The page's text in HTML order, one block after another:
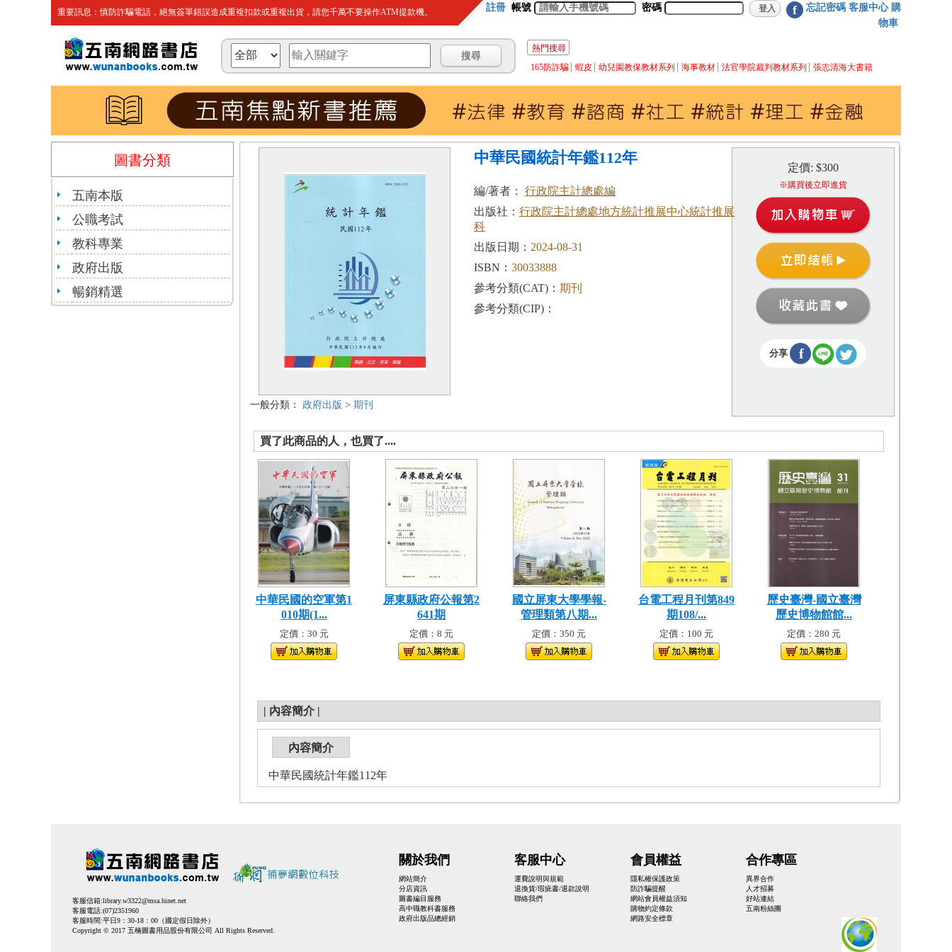
重要訊息：慎防詐騙電話，絕無簽單錯誤造成重複扣款或重複出貨，請您千萬不要操作ATM提款機。 註冊 帳號 密碼 f 忘記密碼 客服中心 購
物車
熱門搜尋
165防詐騙
蝦皮 幼兒園教保教材系列 海事教材 法官學院裁判教材系列 張志清海大書籍
圖書分類
五南本版
公職考試
教科專業
政府出版
暢銷精選
一般分類： 政府出版 > 期刊
中華民國統計年鑑112年
編/著者： 行政院主計總處編
出版社： 行政院主計總處地方統計推展中心統計推展
科
出版日期： 2024-08-31
ISBN： 30033888
參考分類(CAT)： 期刊
參考分類(CIP)：
定價: $300
※購買後立即進貨
分享 f
買了此商品的人，也買了....
中華民國的空軍第1
010期(1...
定價：30 元
屏東縣政府公報第2
641期
定價：8 元
國立屏東大學學報-
管理類第八期...
定價：350 元
台電工程月刊第849
期108/...
定價：100 元
歷史臺灣-國立臺灣
歷史博物館館...
定價：280 元
| 內容簡介 |
內容簡介
中華民國統計年鑑112年
客服信箱:library.w3322@msa.hinet.net
客服電話:(07)2351960
客服時間:平日9：30-18：00（國定假日除外）
Copyright © 2017 五楠圖書用品股份有限公司 All Rights Reserved.
關於我們
網站簡介
分店資訊
圖書編目服務
高中職教科書服務
政府出版品總經銷
客服中心
運費說明與規範
退換貨/瑕疵書/退款說明
聯絡我們
會員權益
隱私權保護政策
防詐騙提醒
網站會員權益須知
購物約定條款
網路安全標章
合作專區
異界合作
人才招募
好站連結
五南粉絲團